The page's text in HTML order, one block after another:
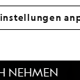
NEHMEN